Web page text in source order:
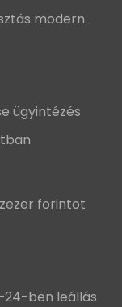
modern
ügyintézés
forintot
ben leállás